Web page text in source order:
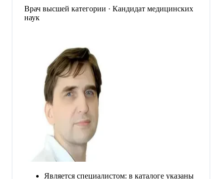
Врач высшей категории · Кандидат медицинских
наук
Является специалистом: в каталоге указаны